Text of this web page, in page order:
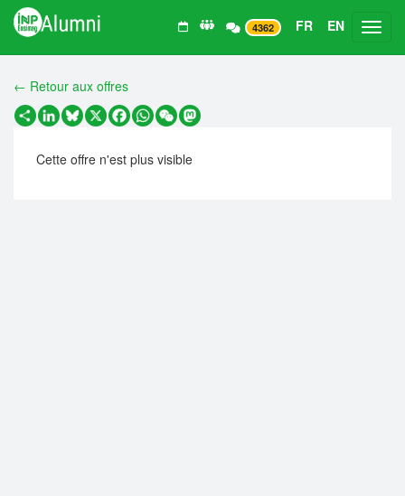
4362 FR EN
← Retour aux offres
PartagerLinkedIn
Bluesky
X Facebook
WhatsApp
WeChatMastodon
Cette offre n'est plus visible